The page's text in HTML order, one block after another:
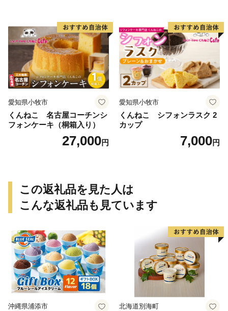
レーション ホールケーキ 日
時指定可
愛知県小牧市
くんねこ 名古屋コーチンシ
フォンケーキ（桐箱入り）
27,000円
愛知県小牧市
くんねこ シフォンラスク 2
カップ
7,000円
この返礼品を見た人は
こんな返礼品も見ています
沖縄県浦添市 北海道別海町